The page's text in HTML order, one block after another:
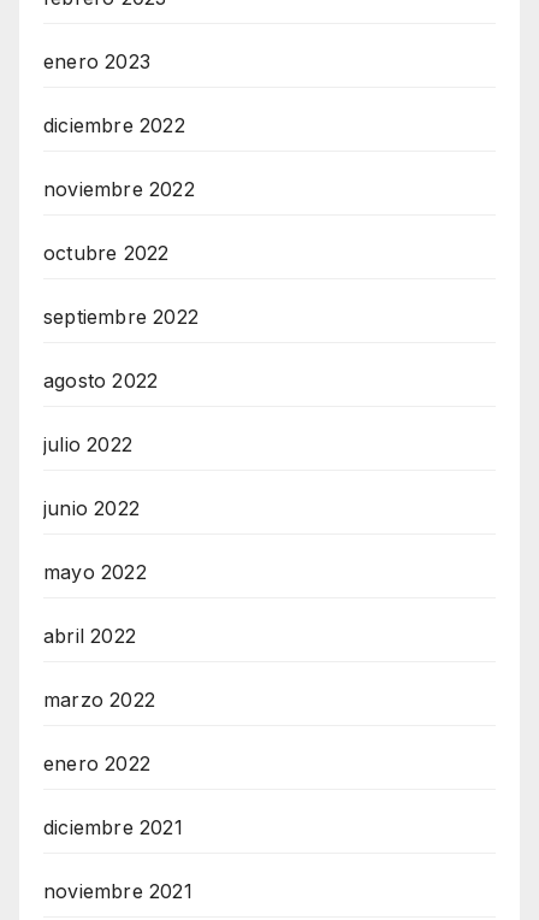
enero 2023
diciembre 2022
noviembre 2022
octubre 2022
septiembre 2022
agosto 2022
julio 2022
junio 2022
mayo 2022
abril 2022
marzo 2022
enero 2022
diciembre 2021
noviembre 2021